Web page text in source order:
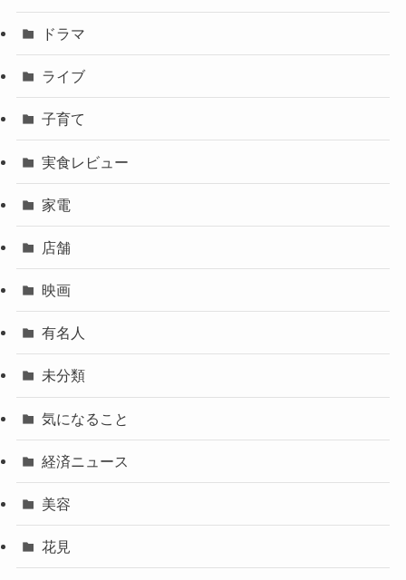
ドラマ
ライブ
子育て
実食レビュー
家電
店舗
映画
有名人
未分類
気になること
経済ニュース
美容
花見